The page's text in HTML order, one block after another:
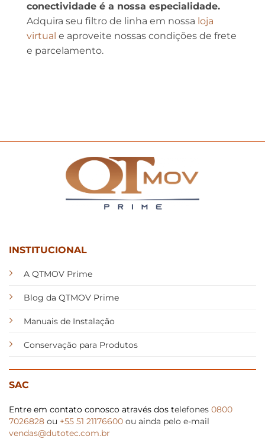
conectividade é a nossa especialidade.
Adquira seu filtro de linha em nossa loja
virtual e aproveite nossas condições de frete
e parcelamento.
INSTITUCIONAL
A QTMOV Prime
Blog da QTMOV Prime
Manuais de Instalação
Conservação para Produtos
SAC
Entre em contato conosco através dos telefones 0800
7026828 ou +55 51 21176600 ou ainda pelo e-mail
vendas@dutotec.com.br